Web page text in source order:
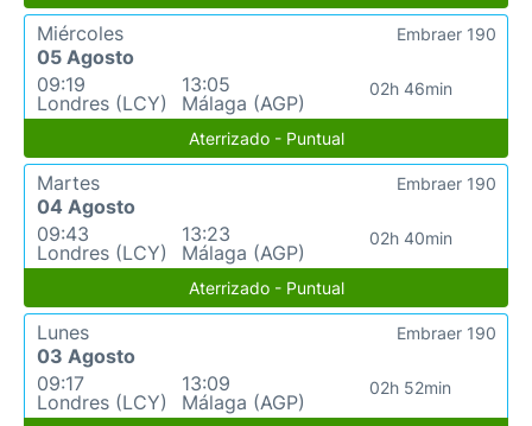
Miércoles
05 Agosto
09:19
Londres (LCY)
13:05
Málaga (AGP)
02h 46min
Embraer 190
Aterrizado - Puntual
Martes
04 Agosto
09:43
Londres (LCY)
13:23
Málaga (AGP)
02h 40min
Embraer 190
Aterrizado - Puntual
Lunes
03 Agosto
09:17
Londres (LCY)
13:09
Málaga (AGP)
02h 52min
Embraer 190